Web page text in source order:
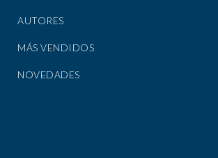
AUTORES
MÁS VENDIDOS
NOVEDADES